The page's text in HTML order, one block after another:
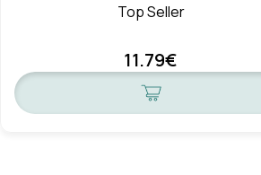
Top Seller
11.79€